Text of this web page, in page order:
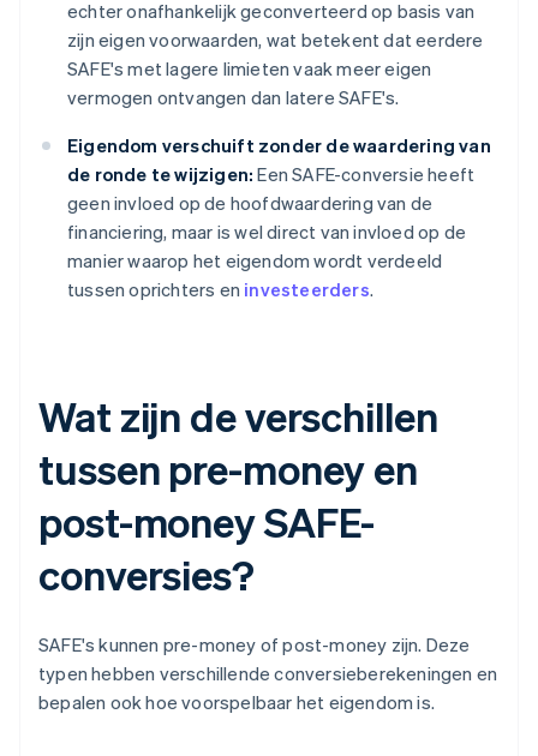
echter onafhankelijk geconverteerd op basis van
zijn eigen voorwaarden, wat betekent dat eerdere
SAFE's met lagere limieten vaak meer eigen
vermogen ontvangen dan latere SAFE's.
Eigendom verschuift zonder de waardering van
de ronde te wijzigen: Een SAFE-conversie heeft
geen invloed op de hoofdwaardering van de
financiering, maar is wel direct van invloed op de
manier waarop het eigendom wordt verdeeld
tussen oprichters en investeerders.
Wat zijn de verschillen
tussen pre-money en
post-money SAFE-
conversies?
SAFE's kunnen pre-money of post-money zijn. Deze
typen hebben verschillende conversieberekeningen en
bepalen ook hoe voorspelbaar het eigendom is.